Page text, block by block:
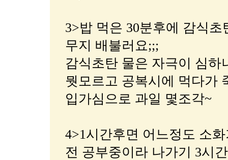
3>밥 먹은 30분후에 감식
무지 배불러요;;;
감식초탄 물은 자극이 심
뭣모르고 공복시에 먹다가
입가심으로 과일 몇조각~
4>1시간후면 어느정도 소
전 공부중이라 나가기 3시